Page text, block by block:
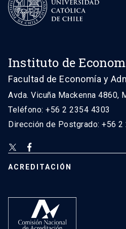
Instituto de
Facultad de Economía y
Avda. Vicuña Mackenna 4860,
Teléfono: +56 2 2354 4303
Dirección de Postgrado: +56 2
ACREDITACIÓN